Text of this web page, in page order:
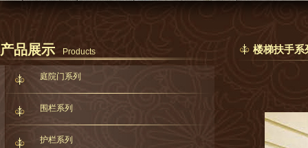
产品展示 Products
庭院门系列
围栏系列
护栏系列
楼梯扶手系